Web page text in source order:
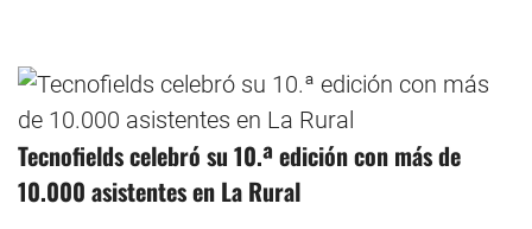
Tecnofields celebró su 10.ª edición con más de
10.000 asistentes en La Rural